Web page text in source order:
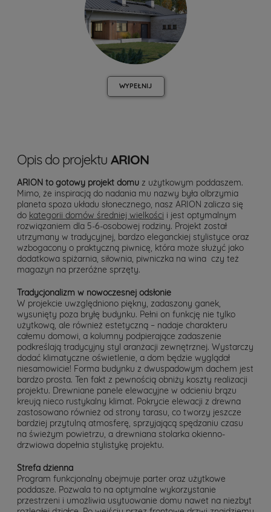
WYPEŁNIJ
Opis do projektu ARION
ARION to gotowy projekt domu z użytkowym poddaszem.
Mimo, że inspiracją do nadania mu nazwy była olbrzymia
planeta spoza układu słonecznego, nasz ARION zalicza się
do kategorii domów średniej wielkości i jest optymalnym
rozwiązaniem dla 5-6-osobowej rodziny. Projekt został
utrzymany w tradycyjnej, bardzo eleganckiej stylistyce oraz
wzbogacony o praktyczną piwnicę, która może służyć jako
dodatkowa spiżarnia, siłownia, piwniczka na wina czy też
magazyn na przeróżne sprzęty.
Tradycjonalizm w nowoczesnej odsłonie
W projekcie uwzględniono piękny, zadaszony ganek,
wysunięty poza bryłę budynku. Pełni on funkcję nie tylko
użytkową, ale również estetyczną – nadaje charakteru
całemu domowi, a kolumny podpierające zadaszenie
podkreślają tradycyjny styl aranżacji zewnętrznej. Wystarczy
dodać klimatyczne oświetlenie, a dom będzie wyglądał
niesamowicie! Forma budynku z dwuspadowym dachem jest
bardzo prosta. Ten fakt z pewnością obniży koszty realizacji
projektu. Drewniane panele elewacyjne w odcieniu brązu
kreują nieco rustykalny klimat. Pokrycie elewacji z drewna
zastosowano również od strony tarasu, co tworzy jeszcze
bardziej przytulną atmosferę, sprzyjającą spędzaniu czasu
na świeżym powietrzu, a drewniana stolarka okienno-
drzwiowa dopełnia stylistykę projektu.
Strefa dzienna
Program funkcjonalny obejmuje parter oraz użytkowe
poddasze. Pozwala to na optymalne wykorzystanie
przestrzeni i umożliwia usytuowanie domu nawet na niezbyt